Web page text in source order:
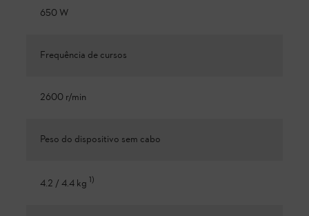
650 W
Frequência de cursos
2600 r/min
Peso do dispositivo sem cabo
4.2 / 4.4 kg 1)